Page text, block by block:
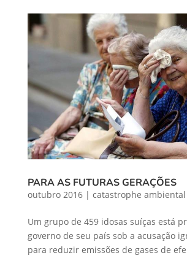
PARA AS FUTURAS GERAÇÕES
outubro 2016| catastrophe ambiental
Um grupo de 459 idosas suíças está
governo de seu país sob a acusação
para reduzir emissões de gases de